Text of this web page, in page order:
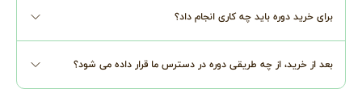
برای خرید دوره باید چه کاری انجام داد؟
بعد از خرید، از چه طریقی دوره در دسترس ما قرار داده می شود؟